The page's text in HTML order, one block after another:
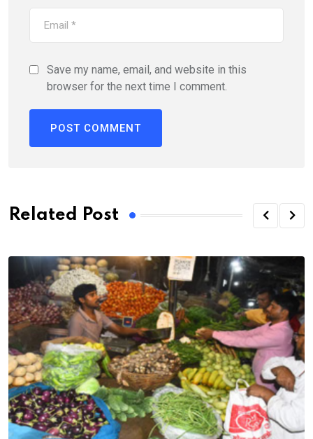
Save my name, email, and website in this
browser for the next time I comment.
Related Post